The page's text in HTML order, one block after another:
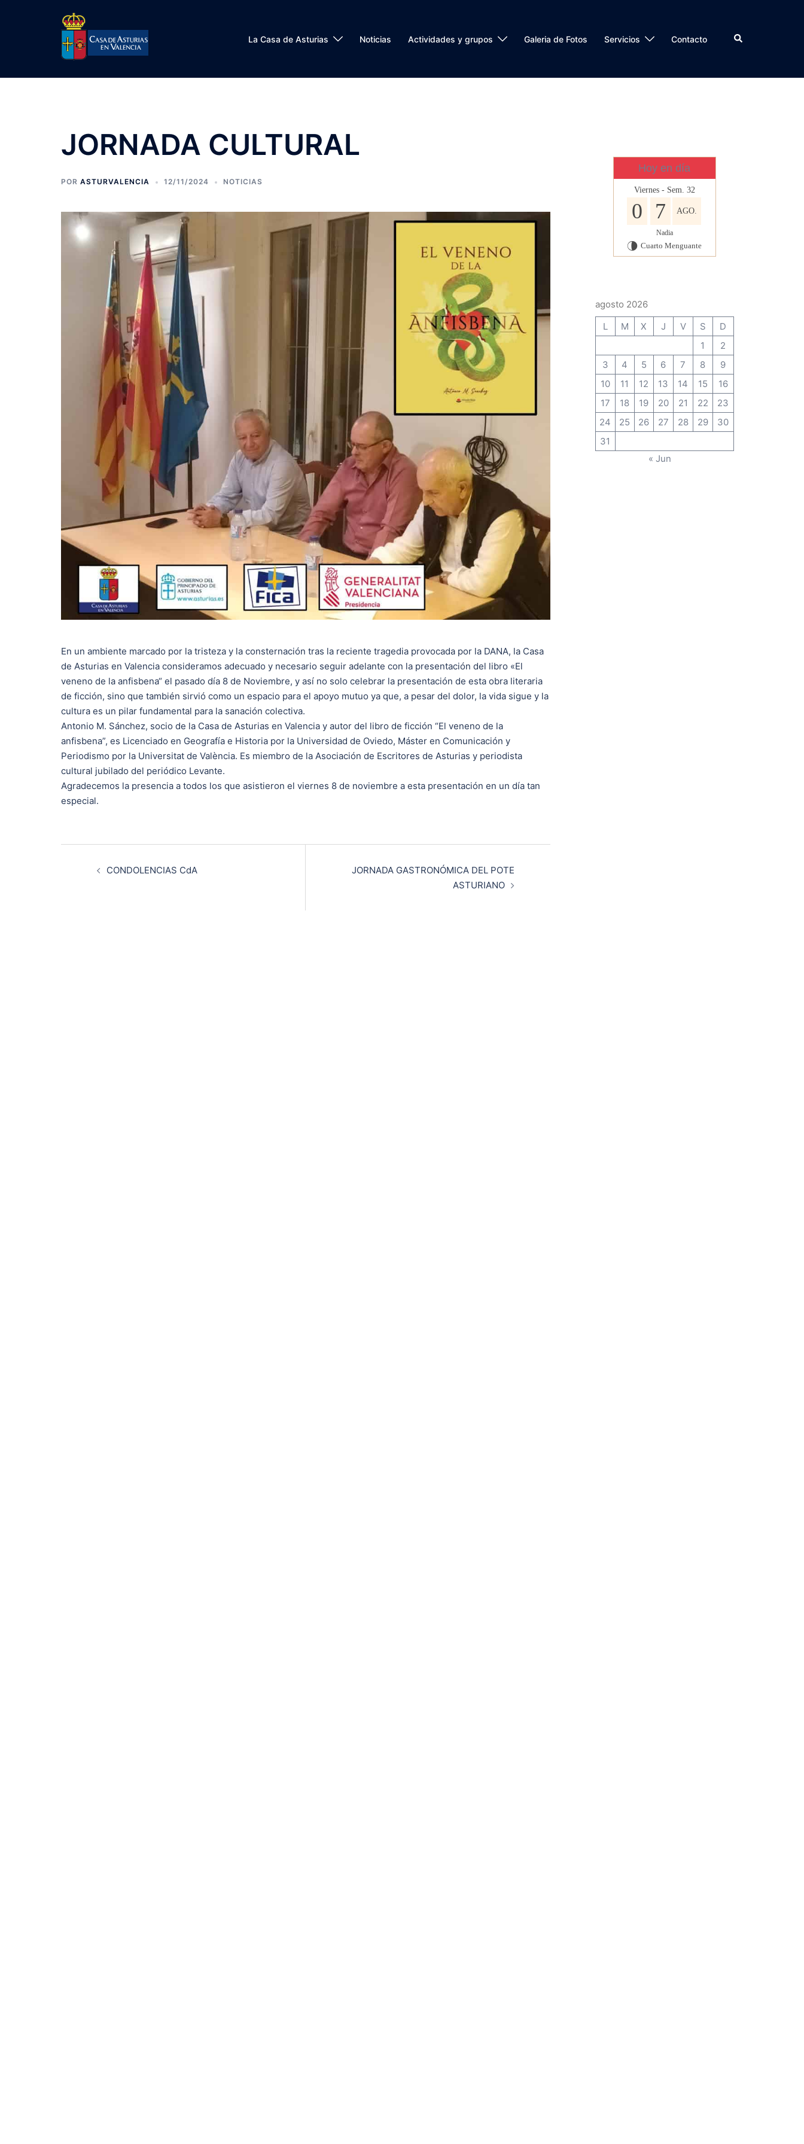
La Casa de Asturias Noticias Actividades y grupos Galeria de Fotos Servicios Contacto Buscar
JORNADA CULTURAL
POR ASTURVALENCIA 12/11/2024 NOTICIAS
En un ambiente marcado por la tristeza y la consternación tras la reciente tragedia provocada por la DANA, la Casa
de Asturias en Valencia consideramos adecuado y necesario seguir adelante con la presentación del libro «El
veneno de la anfisbena“ el pasado día 8 de Noviembre, y así no solo celebrar la presentación de esta obra literaria
de ficción, sino que también sirvió como un espacio para el apoyo mutuo ya que, a pesar del dolor, la vida sigue y la
cultura es un pilar fundamental para la sanación colectiva.
Antonio M. Sánchez, socio de la Casa de Asturias en Valencia y autor del libro de ficción “El veneno de la
anfisbena”, es Licenciado en Geografía e Historia por la Universidad de Oviedo, Máster en Comunicación y
Periodismo por la Universitat de València. Es miembro de la Asociación de Escritores de Asturias y periodista
cultural jubilado del periódico Levante.
Agradecemos la presencia a todos los que asistieron el viernes 8 de noviembre a esta presentación en un día tan
especial.
CONDOLENCIAS CdA
JORNADA GASTRONÓMICA DEL POTE
ASTURIANO
Hoy en día
Viernes - Sem. 32
0 7 AGO.
Nadia
U Cuarto Menguante
agosto 2026
L
M X J V S
D
1
2
3
4 5 6 7 8
9
10
11 12 13 14 15
16
17
18 19 20 21 22
23
24
25 26 27 28 29
30
31
« Jun